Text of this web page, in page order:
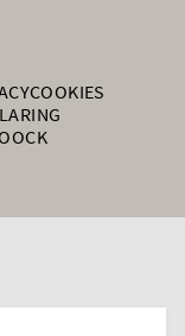
COOKIES